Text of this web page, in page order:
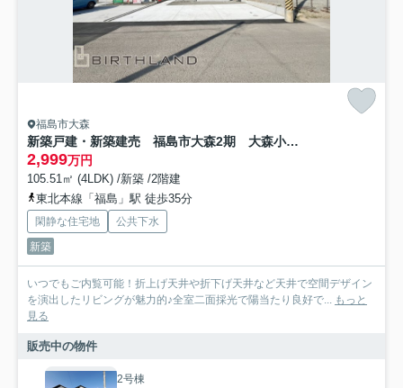
福島市大森
新築戸建・新築建売 福島市大森2期 大森小学校・信夫中学校
2,999万円
105.51㎡ (4LDK) /新築 /2階建
東北本線「福島」駅 徒歩35分
閑静な住宅地
公共下水
新築
いつでもご内覧可能！折上げ天井や折下げ天井など天井で空間デザイン
を演出したリビングが魅力的♪全室二面採光で陽当たり良好で... もっと
見る
販売中の物件
2号棟